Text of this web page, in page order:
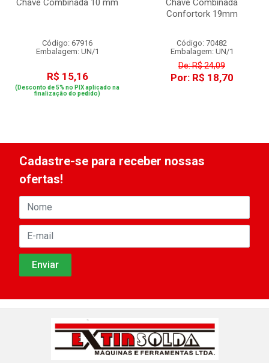
Chave Combinada 10 mm
Código: 67916
Embalagem: UN/1
R$ 15,16
(Desconto de 5% no PIX aplicado na
finalização do pedido)
Chave Combinada
Confortork 19mm
Código: 70482
Embalagem: UN/1
De: R$ 24,09
Por: R$ 18,70
Cadastre-se para receber nossas
ofertas!